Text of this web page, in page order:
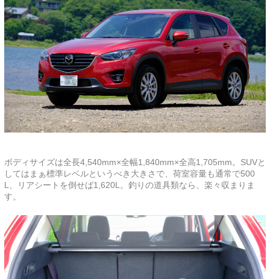
ボディサイズは全長4,540mm×全幅1,840mm×全高1,705mm。SUVと
してはまぁ標準レベルというべき大きさで、荷室容量も通常で500
L、リアシートを倒せば1,620L。釣りの道具類なら、楽々収まりま
す。